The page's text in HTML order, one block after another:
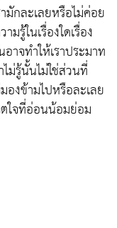
มักละเลยหรือไม่ค่อย
มรู้ในเรื่องใดเรื่อง
าจทำให้เราประมาท
ไม่รู้นั้นไม่ใช่ส่วนที่
องข้ามไปหรือละเลย
ใจที่อ่อนน้อมย่อม